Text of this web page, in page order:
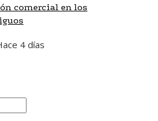
comercial en los
4 días